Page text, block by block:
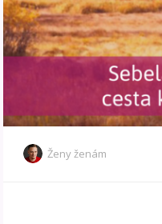
Ženy ženám